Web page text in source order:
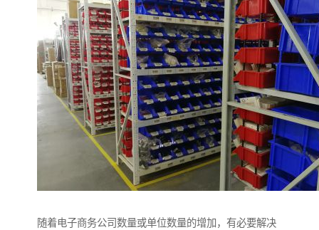
随着电子商务公司数量或单位数量的增加，有必要解决